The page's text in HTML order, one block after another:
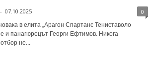
- 07.10.2025 0
в елита „Арагон Спартанс Тениставоло
е и панагюрецът Георги Ефтимов. Никога
не...